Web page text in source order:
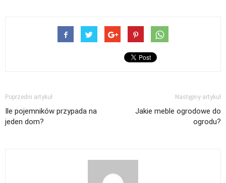
Poprzedni artykuł
Ile pojemników przypada na
jeden dom?
Następny artykuł
Jakie meble ogrodowe do
ogrodu?